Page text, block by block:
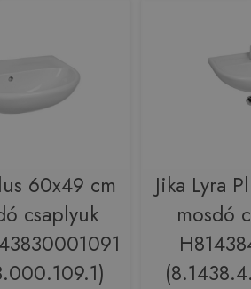
60x49 cm
csaplyuk
Jika Lyra
mosdó